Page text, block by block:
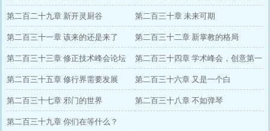
养殖
第二百二十九章 新开灵厨谷 第二百三十章 未来可期
第二百三十一章 该来的还是来了 第二百三十二章 新掌教的格局
第二百三十三章 修正技术峰会论坛 第二百三十四章 学术峰会，创意第一
第二百三十五章 修行界需要发展 第二百三十六章 又是一个白
第二百三十七章 邪门的世界 第二百三十八章 不如弹琴
第二百三十九章 你们在等什么？